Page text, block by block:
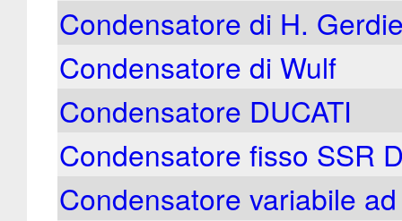
Condensatore di H.
Condensatore di Wulf
Condensatore DUCATI
Condensatore fisso SSR
Condensatore variabile